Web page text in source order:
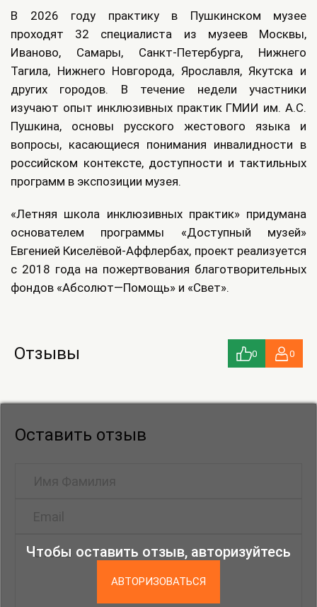
В 2026 году практику в Пушкинском музее
проходят 32 специалиста из музеев Москвы,
Иваново, Самары, Санкт-Петербурга, Нижнего
Тагила, Нижнего Новгорода, Ярославля, Якутска и
других городов. В течение недели участники
изучают опыт инклюзивных практик ГМИИ им. А.С.
Пушкина, основы русского жестового языка и
вопросы, касающиеся понимания инвалидности в
российском контексте, доступности и тактильных
программ в экспозиции музея.
«Летняя школа инклюзивных практик» придумана
основателем программы «Доступный музей»
Евгенией Киселёвой-Аффлербах, проект реализуется
с 2018 года на пожертвования благотворительных
фондов «Абсолют—Помощь» и «Свет».
Отзывы 0 0
Чтобы оставить отзыв, авторизуйтесь
АВТОРИЗОВАТЬСЯ
Оставить отзыв